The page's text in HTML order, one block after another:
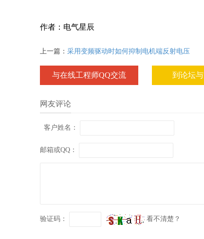
作者：电气星辰
上一篇： 采用变频驱动时如何抑制电机端反射电压
与在线工程师QQ交流 到论坛
网友评论
客户姓名：
邮箱或QQ：
验证码： 看不清楚？